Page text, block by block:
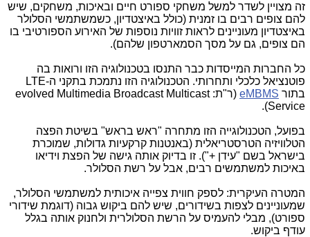
זה מצויין לשדר למשל משחקי ספורט חיים ובאיכות, משחקים, שיש
להם צופים רבים בו זמנית (כולל באיצטדיון, כשמשתמשי הסלולר
באיצטדיון מעוניינים לראות זוויות נוספות של האירוע הספורטיבי בו
הם צופים, גם על מסך הסמארטפון שלהם).
כל החברות המייסדות כבר התנסו בטכנולוגיה הזו ורואות בה
פוטנציאל כלכלי ותחרותי. הטכנולוגיה הזו נתמכת בתקני ה-LTE
בתור eMBMS
(ר"ת: evolved Multimedia Broadcast Multicast
Service).
בפועל, הטכנולוגייה הזו מתחרה "ראש בראש" בשיטת הפצה
הטלוויזיה הטרסטריאלית (באנטנות קרקעיות גדולות, שמוכרת
בישראל בשם "עידן +"). זו בדיוק אותה גישה של הפצת וידיאו
באיכות למשתמשים רבים, אבל על רשת הסלולר.
המטרה העיקרית: לספק חווית צפייה איכותית למשתמשי הסלולר,
שמעוניינים לצפות בשידורים, שיש להם ביקוש גבוה (דוגמת שידורי
ספורט), מבלי להעמיס על הרשת הסלולרית ולחנוק אותה בגלל
עודף ביקוש.